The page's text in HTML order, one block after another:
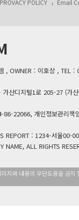
PROVACY POLICY
Email
, OWNER : 이호상 , TEL
가산디지털1로 205-27 (가
86-22066, 개인정보관리책
REPORT : 1234-서울00-
NAME, ALL RIGHTS
지와 내용의 무단도용을 금